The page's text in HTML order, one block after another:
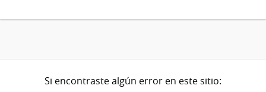
Si encontraste algún error en este sitio: